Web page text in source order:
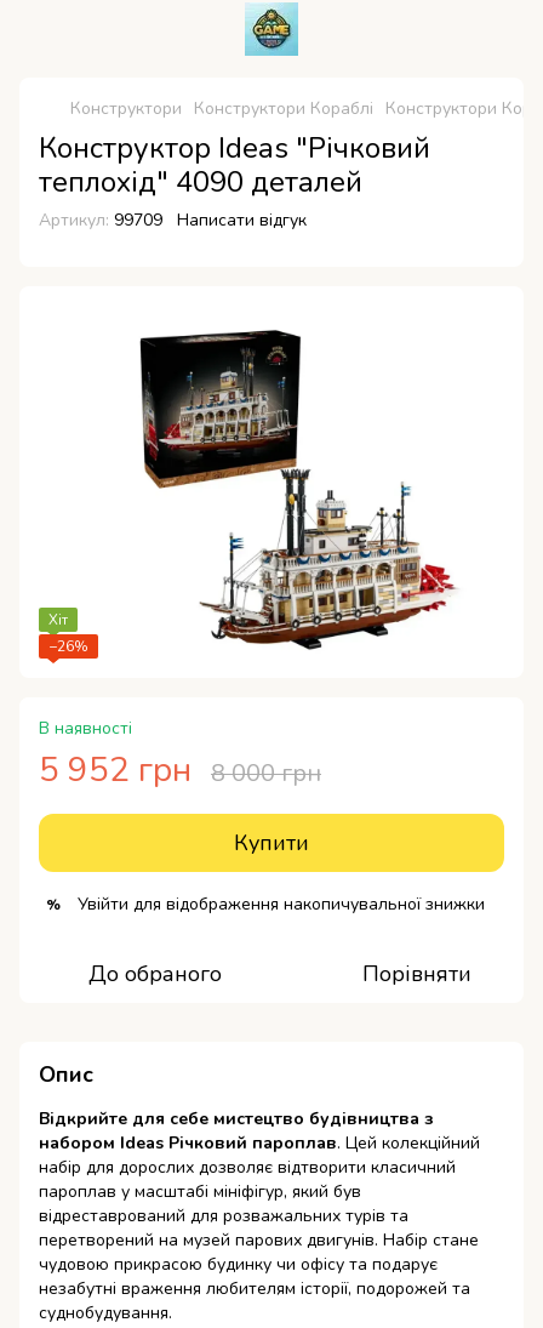
Конструктори Конструктори Кораблі Конструктори
Конструктор Ideas "Річковий
теплохід" 4090 деталей
Артикул: 99709 Написати відгук
Хіт
−26%
В наявності
5 952 грн 8 000 грн
Купити
% Увійти для відображення накопичувальної знижки
До обраного Порівняти
Опис
Відкрийте для себе мистецтво будівництва з
набором Ideas Річковий пароплав. Цей колекційний
набір для дорослих дозволяє відтворити класичний
пароплав у масштабі мініфігур, який був
відреставрований для розважальних турів та
перетворений на музей парових двигунів. Набір стане
чудовою прикрасою будинку чи офісу та подарує
незабутні враження любителям історії, подорожей та
суднобудування.